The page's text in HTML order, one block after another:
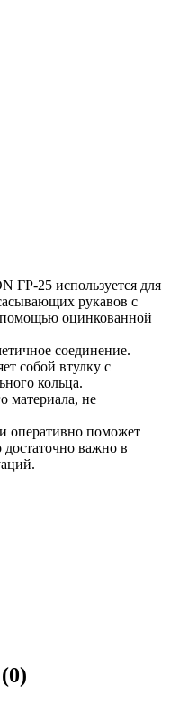
ГР-25 используется для
рукавов с
оцинкованной
соединение.
собой втулку с
кольца.
матeриала, не
оперативно поможет
важно в